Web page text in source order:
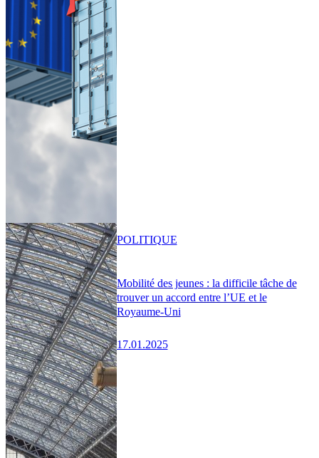
Mobilité des jeunes : la difficile tâche de
trouver un accord entre l’UE et le
Royaume-Uni
17.01.2025
POLITIQUE